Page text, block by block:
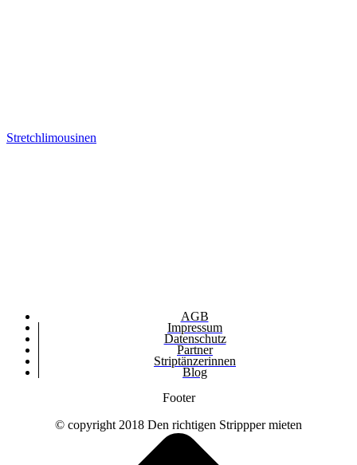
Stretchlimousinen
AGB
Impressum
Datenschutz
Partner
Striptänzerinnen
Blog
Footer
© copyright 2018 Den richtigen Strippper mieten